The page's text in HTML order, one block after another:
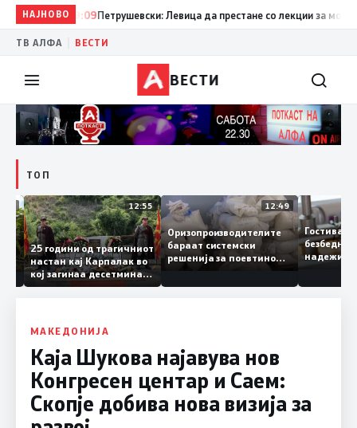
НАЈНОВО
19:09 Петрушевски: Левица да престане со лекции за морал и
ТВ АЛФА ВЕСТИ
ВЕСТИ
ТОП
13:04 12:55
25 години од трагичниот
настан кај Карпалак во
кој загинаа десетмина
македонски бранители
12:49
Оризопроизводителите
бараат системски
решенија за поевтино
производство
МАКЕДОНИЈА
Каја Шукова најавува нов
Конгресен центар и Саем:
Скопје добива нова визија за